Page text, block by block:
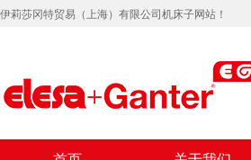
伊莉莎冈特贸易（上海）有限公司机床子网站！